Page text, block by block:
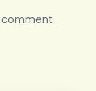
comment